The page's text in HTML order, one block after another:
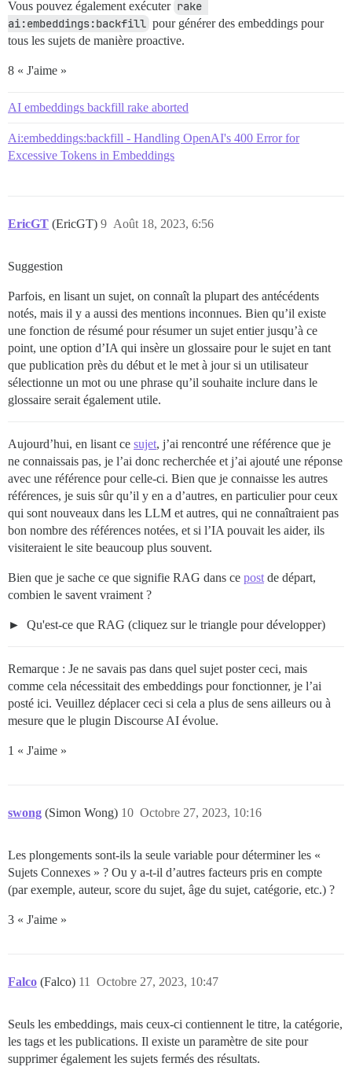
Vous pouvez également exécuter rake
ai:embeddings:backfill pour générer des embeddings pour
tous les sujets de manière proactive.
8 « J'aime »
AI embeddings backfill rake aborted
Ai:embeddings:backfill - Handling OpenAI's 400 Error for
Excessive Tokens in Embeddings
EricGT (EricGT) Août 18, 2023, 6:56
9
Suggestion
Parfois, en lisant un sujet, on connaît la plupart des antécédents
notés, mais il y a aussi des mentions inconnues. Bien qu’il existe
une fonction de résumé pour résumer un sujet entier jusqu’à ce
point, une option d’IA qui insère un glossaire pour le sujet en tant
que publication près du début et le met à jour si un utilisateur
sélectionne un mot ou une phrase qu’il souhaite inclure dans le
glossaire serait également utile.
Aujourd’hui, en lisant ce sujet, j’ai rencontré une référence que je
ne connaissais pas, je l’ai donc recherchée et j’ai ajouté une réponse
avec une référence pour celle-ci. Bien que je connaisse les autres
références, je suis sûr qu’il y en a d’autres, en particulier pour ceux
qui sont nouveaux dans les LLM et autres, qui ne connaîtraient pas
bon nombre des références notées, et si l’IA pouvait les aider, ils
visiteraient le site beaucoup plus souvent.
Bien que je sache ce que signifie RAG dans ce post de départ,
combien le savent vraiment ?
Qu'est-ce que RAG (cliquez sur le triangle pour développer)
Remarque : Je ne savais pas dans quel sujet poster ceci, mais
comme cela nécessitait des embeddings pour fonctionner, je l’ai
posté ici. Veuillez déplacer ceci si cela a plus de sens ailleurs ou à
mesure que le plugin Discourse AI évolue.
1 « J'aime »
swong (Simon Wong) Octobre 27, 2023, 10:16
10
Les plongements sont-ils la seule variable pour déterminer les «
Sujets Connexes » ? Ou y a-t-il d’autres facteurs pris en compte
(par exemple, auteur, score du sujet, âge du sujet, catégorie, etc.) ?
3 « J'aime »
Falco (Falco) Octobre 27, 2023, 10:47
11
Seuls les embeddings, mais ceux-ci contiennent le titre, la catégorie,
les tags et les publications. Il existe un paramètre de site pour
supprimer également les sujets fermés des résultats.